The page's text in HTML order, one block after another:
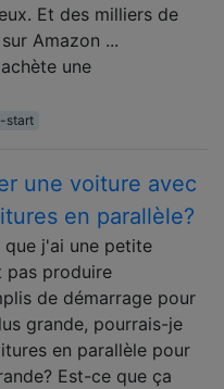
Et des milliers de
Amazon ...
une
start
une voiture avec
en parallèle?
que j'ai une petite
pas produire
de démarrage pour
grande, pourrais-je
en parallèle pour
Est-ce que ça